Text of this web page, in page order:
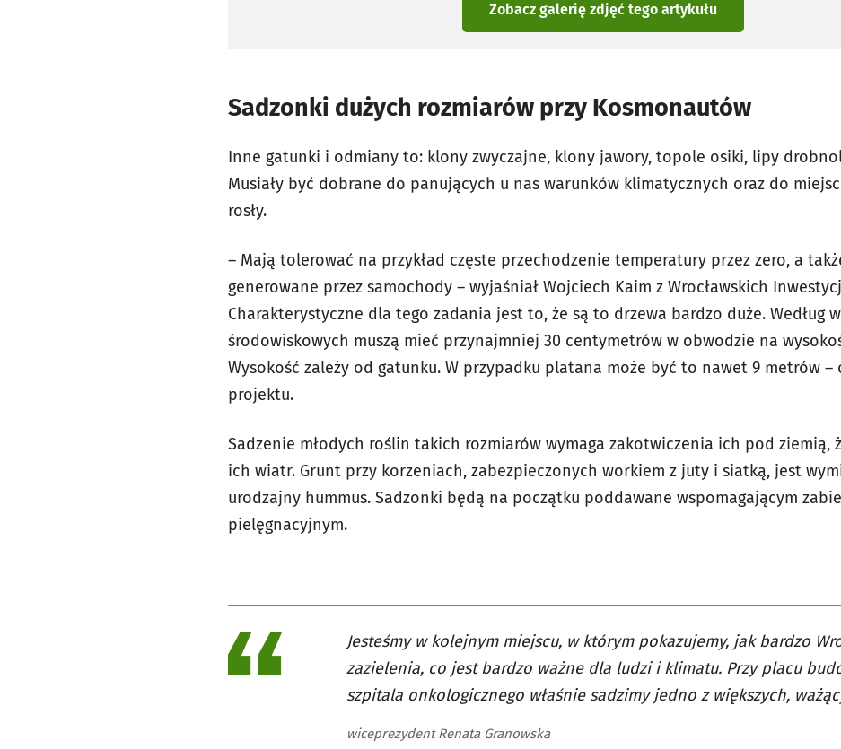
Zobacz galerię zdjęć tego artykułu
Sadzonki dużych rozmiarów przy Kosmonautów
Inne gatunki i odmiany to: klony zwyczajne, klony jawory, topole osiki, lipy
Musiały być dobrane do panujących u nas warunków klimatycznych oraz do
rosły.
– Mają tolerować na przykład częste przechodzenie temperatury przez zero, a
generowane przez samochody – wyjaśniał Wojciech Kaim z Wrocławskich
Charakterystyczne dla tego zadania jest to, że są to drzewa bardzo duże. Według
środowiskowych muszą mieć przynajmniej 30 centymetrów w obwodzie na
Wysokość zależy od gatunku. W przypadku platana może być to nawet 9 metrów –
projektu.
Sadzenie młodych roślin takich rozmiarów wymaga zakotwiczenia ich pod ziemią,
ich wiatr. Grunt przy korzeniach, zabezpieczonych workiem z juty i siatką, jest
urodzajny hummus. Sadzonki będą na początku poddawane wspomagającym
pielęgnacyjnym.
Jesteśmy w kolejnym miejscu, w którym pokazujemy, jak bardzo
zazielenia, co jest bardzo ważne dla ludzi i klimatu. Przy placu
szpitala onkologicznego właśnie sadzimy jedno z większych,
wiceprezydent Renata Granowska